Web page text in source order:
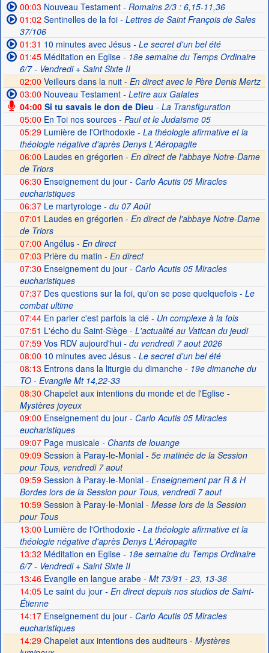
00:03 Nouveau Testament- Romains 2/3 : 6,15-11,36
01:02 Sentinelles de la foi- Lettres de Saint François de Sales
37/106
01:31 10 minutes avec Jésus- Le secret d'un bel été
01:45Méditation en Eglise- 18e semaine du Temps Ordinaire
6/7 - Vendredi + Saint Sixte II
02:00 Veilleurs dans la nuit - En direct avec le Père Denis Mertz
03:00 Nouveau Testament- Lettre aux Galates
04:00Si tu savais le don de Dieu - La Transfiguration
05:00 En Toi nos sources- Paul et le Judaïsme 05
05:29Lumière de l'Orthodoxie- La théologie afirmative et la
théologie négative d'après Denys L'Aéropagite
06:00 Laudes en grégorien - En direct de l'abbaye Notre-Dame
de Triors
06:30 Enseignement du jour- Carlo Acutis 05 Miracles
eucharistiques
06:37Le martyrologe- du 07 Août
07:01 Laudes en grégorien - En direct de l'abbaye Notre-Dame
de Triors
07:00 Angélus - En direct
07:03 Prière du matin - En direct
07:30 Enseignement du jour- Carlo Acutis 05 Miracles
eucharistiques
07:37Des questions sur la foi, qu'on se pose quelquefois- Le
combat ultime
07:44En parler c'est parfois la clé- Un complexe à la fois
07:51 L'écho du Saint-Siège- L'actualité au Vatican du jeudi
07:59Vos RDV aujourd'hui- du vendredi 7 aout 2026
08:00 10 minutes avec Jésus- Le secret d'un bel été
08:13 Entrons dans la liturgie du dimanche- 19e dimanche du
TO - Evangile Mt 14,22-33
08:30 Chapelet aux intentions du monde et de l'Eglise -
Mystères joyeux
09:00 Enseignement du jour- Carlo Acutis 05 Miracles
eucharistiques
09:07Page musicale- Chants de louange
09:09 Session à Paray-le-Monial - 5e matinée de la Session
pour Tous, vendredi 7 aout
09:59Session à Paray-le-Monial- Enseignement par R & H
Bordes lors de la Session pour Tous, vendredi 7 aout
10:59 Session à Paray-le-Monial - Messe lors de la Session
pour Tous
13:00 Lumière de l'Orthodoxie- La théologie afirmative et la
théologie négative d'après Denys L'Aéropagite
13:32 Méditation en Eglise- 18e semaine du Temps Ordinaire
6/7 - Vendredi + Saint Sixte II
13:46Evangile en langue arabe- Mt 73/91 - 23, 13-36
14:05Le saint du jour- En direct depuis nos studios de Saint-
Étienne
14:17Enseignement du jour- Carlo Acutis 05 Miracles
eucharistiques
14:29 Chapelet aux intentions des auditeurs - Mystères